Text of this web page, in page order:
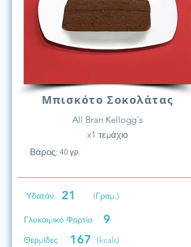
Μπισκότο Σοκολάτας
All Bran Kellogg's
x1 τεμάχιο
Βάρος: 40 γρ.
Υδατάν. 21 (Γραμ.)
Γλυκαιμικό Φορτίο 9
Θερμίδες 167 (kcals)